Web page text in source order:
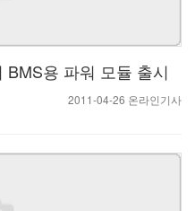
용 파워 모듈 출시
2011-04-26 온라인기사